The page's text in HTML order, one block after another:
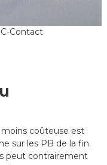
Contact
coûteuse est
sur les PB de la fin
peut contrairement